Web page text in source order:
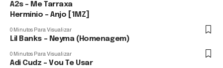
A2s – Me Tarraxa
Hermínio – Anjo [1MZ]
0 Minutos Para Visualizar
Lil Banks – Neyma (Homenagem)
0 Minutos Para Visualizar
Adi Cudz – Vou Te Usar